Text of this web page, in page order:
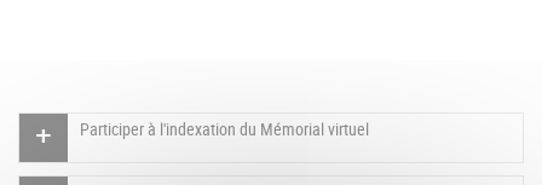
Participer à l'indexation du Mémorial virtuel